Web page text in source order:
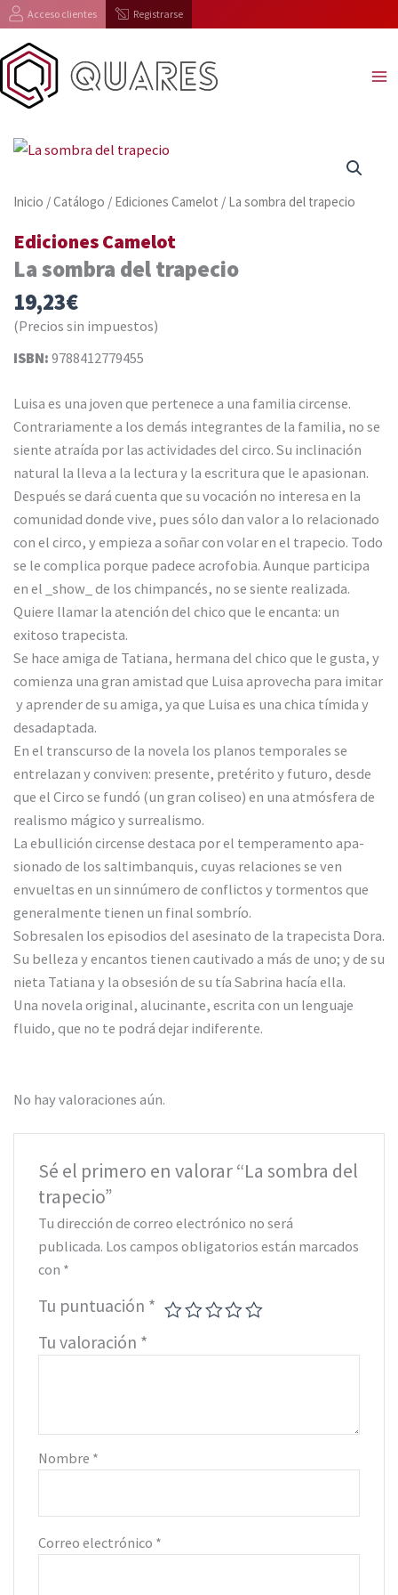
al
contenido
Acceso clientes Registrarse
Inicio /Catálogo / Ediciones Camelot / La sombra del trapecio
Ediciones Camelot
La sombra del trapecio
19,23€
(Precios sin impuestos)
ISBN: 9788412779455
Luisa es una joven que pertenece a una familia circense.
Contrariamente a los demás integrantes de la familia, no se
siente atraída por las actividades del circo. Su inclinación
natural la lleva a la lectura y la escritura que le apasionan.
Después se dará cuenta que su vocación no interesa en la
comunidad donde vive, pues sólo dan valor a lo relacionado
con el circo, y empieza a soñar con volar en el trapecio. Todo
se le complica porque padece acrofobia. Aunque participa
en el _show_ de los chimpancés, no se siente realizada.
Quiere llamar la atención del chico que le encanta: un
exitoso trapecista.
Se hace amiga de Tatiana, hermana del chico que le gusta, y
comienza una gran amistad que Luisa aprovecha para imitar
y aprender de su amiga, ya que Luisa es una chica tímida y
desadaptada.
En el transcurso de la novela los planos temporales se
entrelazan y conviven: presente, pretérito y futuro, desde
que el Circo se fundó (un gran coliseo) en una atmósfera de
realismo mágico y surrealismo.
La ebullición circense destaca por el temperamento apa-
sionado de los saltimbanquis, cuyas relaciones se ven
envueltas en un sinnúmero de conflictos y tormentos que
generalmente tienen un final sombrío.
Sobresalen los episodios del asesinato de la trapecista Dora.
Su belleza y encantos tienen cautivado a más de uno; y de su
nieta Tatiana y la obsesión de su tía Sabrina hacía ella.
Una novela original, alucinante, escrita con un lenguaje
fluido, que no te podrá dejar indiferente.
No hay valoraciones aún.
Sé el primero en valorar “La sombra del
trapecio”
Tu dirección de correo electrónico no será
publicada. Los campos obligatorios están marcados
con *
Tu puntuación *
Tu valoración *
Nombre *
Correo electrónico *